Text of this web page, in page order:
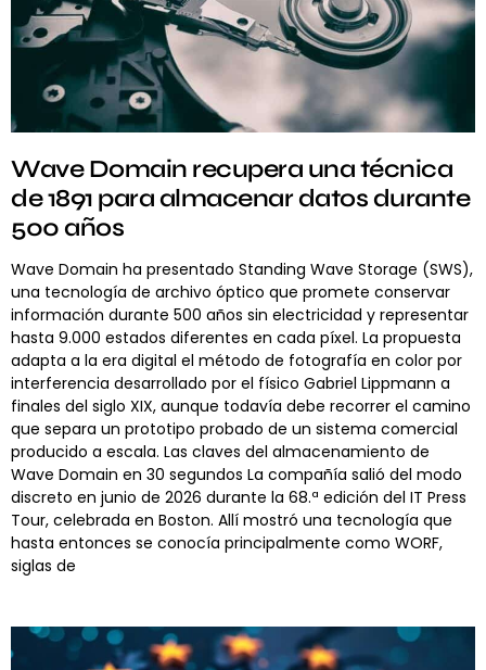
Wave Domain recupera una técnica
de 1891 para almacenar datos durante
500 años
Wave Domain ha presentado Standing Wave Storage (SWS),
una tecnología de archivo óptico que promete conservar
información durante 500 años sin electricidad y representar
hasta 9.000 estados diferentes en cada píxel. La propuesta
adapta a la era digital el método de fotografía en color por
interferencia desarrollado por el físico Gabriel Lippmann a
finales del siglo XIX, aunque todavía debe recorrer el camino
que separa un prototipo probado de un sistema comercial
producido a escala. Las claves del almacenamiento de
Wave Domain en 30 segundos La compañía salió del modo
discreto en junio de 2026 durante la 68.ª edición del IT Press
Tour, celebrada en Boston. Allí mostró una tecnología que
hasta entonces se conocía principalmente como WORF,
siglas de